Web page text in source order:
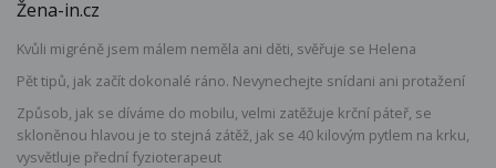
Žena-in.cz
Kvůli migréně jsem málem neměla ani děti, svěřuje se Helena
Pět tipů, jak začít dokonalé ráno. Nevynechejte snídani ani protažení
Způsob, jak se díváme do mobilu, velmi zatěžuje krční páteř, se
skloněnou hlavou je to stejná zátěž, jak se 40 kilovým pytlem na krku,
vysvětluje přední fyzioterapeut